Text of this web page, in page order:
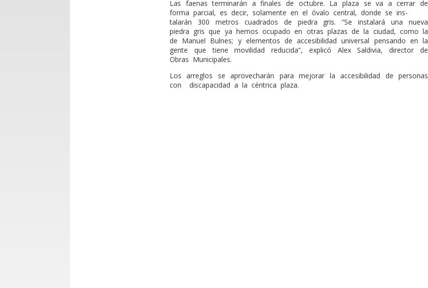
Las faenas terminarán a finales de octubre. La plaza se va a cerrar de
forma parcial, es decir, solamente en el óvalo central, donde se ins-
talarán 300 metros cuadrados de piedra gris. “Se instalará una nueva
piedra gris que ya hemos ocupado en otras plazas de la ciudad, como la
de Manuel Bulnes; y elementos de accesibilidad universal pensando en la
gente que tiene movilidad reducida”, explicó Alex Saldivia, director de
Obras Municipales.
Los arreglos se aprovecharán para mejorar la accesibilidad de personas
con
discapacidad a la céntrica plaza.